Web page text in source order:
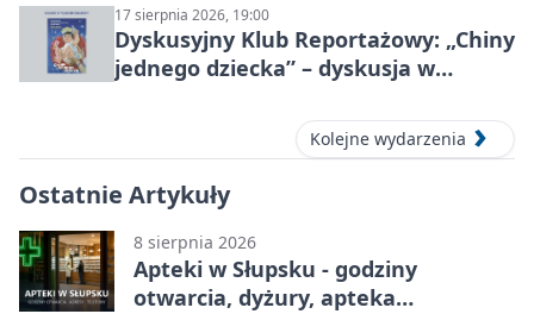
17 sierpnia 2026, 19:00
Dyskusyjny Klub Reportażowy: „Chiny
jednego dziecka” – dyskusja w
Kolejne wydarzenia
Ostatnie Artykuły
8 sierpnia 2026
Apteki w Słupsku - godziny
otwarcia, dyżury, apteka